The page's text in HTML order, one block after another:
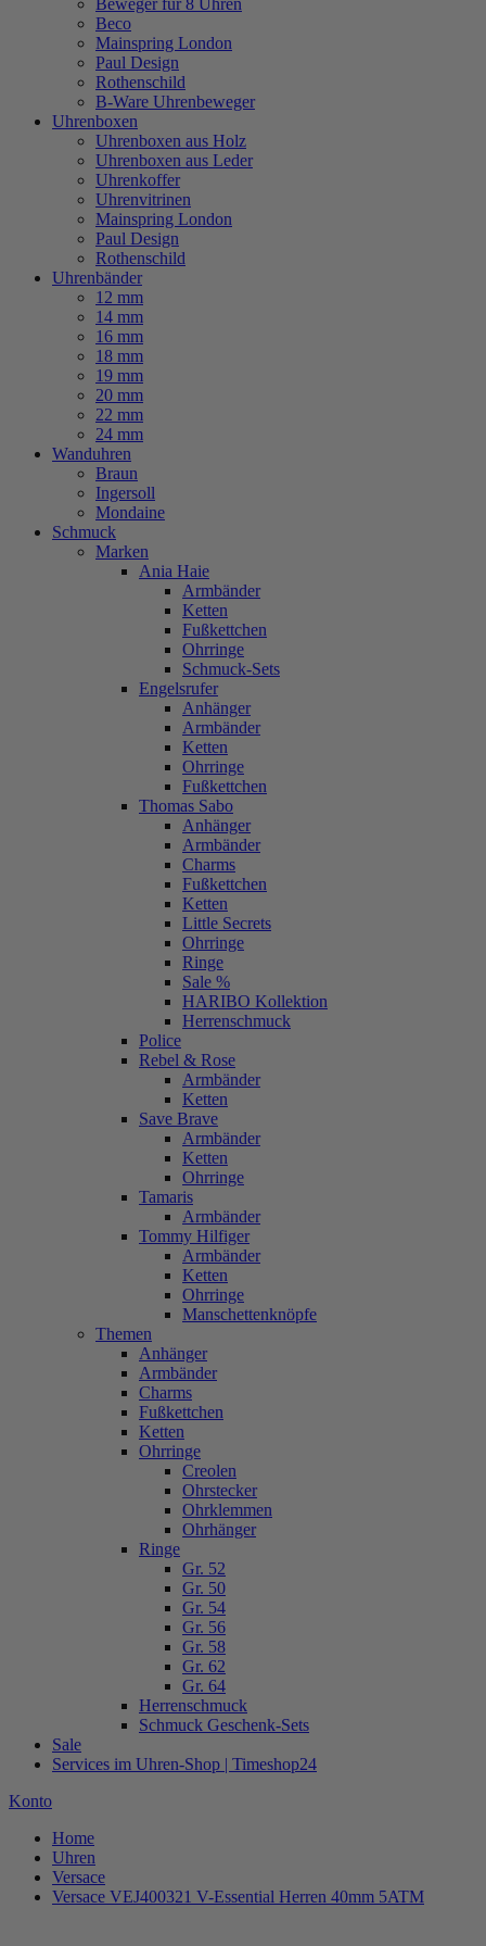
Beweger für 8 Uhren
Beco
Mainspring London
Paul Design
Rothenschild
B-Ware Uhrenbeweger
Uhrenboxen
Uhrenboxen aus Holz
Uhrenboxen aus Leder
Uhrenkoffer
Uhrenvitrinen
Mainspring London
Paul Design
Rothenschild
Uhrenbänder
12 mm
14 mm
16 mm
18 mm
19 mm
20 mm
22 mm
24 mm
Wanduhren
Braun
Ingersoll
Mondaine
Schmuck
Marken
Ania Haie
Armbänder
Ketten
Fußkettchen
Ohrringe
Schmuck-Sets
Engelsrufer
Anhänger
Armbänder
Ketten
Ohrringe
Fußkettchen
Thomas Sabo
Anhänger
Armbänder
Charms
Fußkettchen
Ketten
Little Secrets
Ohrringe
Ringe
Sale %
HARIBO Kollektion
Herrenschmuck
Police
Rebel & Rose
Armbänder
Ketten
Save Brave
Armbänder
Ketten
Ohrringe
Tamaris
Armbänder
Tommy Hilfiger
Armbänder
Ketten
Ohrringe
Manschettenknöpfe
Themen
Anhänger
Armbänder
Charms
Fußkettchen
Ketten
Ohrringe
Creolen
Ohrstecker
Ohrklemmen
Ohrhänger
Ringe
Gr. 52
Gr. 50
Gr. 54
Gr. 56
Gr. 58
Gr. 62
Gr. 64
Herrenschmuck
Schmuck Geschenk-Sets
Sale
Services im Uhren-Shop | Timeshop24
Konto
Home
Uhren
Versace
Versace VEJ400321 V-Essential Herren 40mm 5ATM